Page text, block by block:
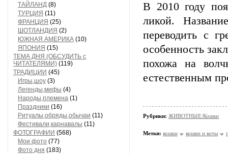
ТАЙЛАНД (8)
ТУРЦИЯ (11)
ФРАНЦИЯ (25)
ШОТЛАНДИЯ (2)
ЮЖНАЯ АМЕРИКА (10)
ЯПОНИЯ (15)
ТЕМА ДНЯ (ОБСУДИТЬ с
ЧИТАТЕЛЯМИ) (119)
ТРАДИЦИИ (45)
Игры,шоу (3)
Легенды,мифы (4)
Народы,племена (1)
Праздники (16)
Ритуалы,обряды,обычаи (11)
Фестивали,карнавалы (11)
ФОТОГРАФИИ (568)
Мои фото (77)
Фото дня (183)
В 2010 году
ликой.
переводить с
особенность
похожа на
естественным
Рубрики: ЖИВОТНЫЕ/Кошки
Метки: кошки кошки и коты